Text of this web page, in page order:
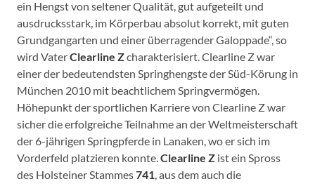
ein Hengst von seltener Qualität, gut aufgeteilt und
ausdrucksstark, im Körperbau absolut korrekt, mit guten
Grundgangarten und einer überragender Galoppade“, so
wird VaterClearline Zcharakterisiert. Clearline Z war
einer der bedeutendsten Springhengste der Süd-Körung in
München 2010 mit beachtlichem Springvermögen.
Höhepunkt der sportlichen Karriere von Clearline Z war
sicher die erfolgreiche Teilnahme an der Weltmeisterschaft
der 6-jährigen Springpferde in Lanaken, wo er sich im
Vorderfeld platzieren konnte.Clearline Z ist ein Spross
des Holsteiner Stammes741, aus dem auch die